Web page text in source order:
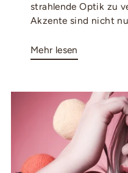
strahlende Optik zu
Akzente sind nicht
Mehr lesen